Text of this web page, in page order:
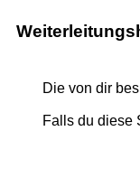
Die von dir
Falls du diese